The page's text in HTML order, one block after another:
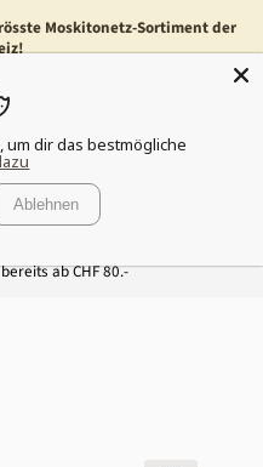
Moskitonetz-Sortiment der
bereits ab CHF 80.-
dir das bestmögliche
Ablehnen